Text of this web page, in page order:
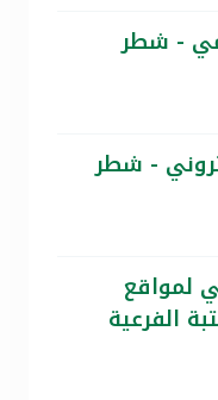
- شطر
- شطر
لمواقع
الفرعية